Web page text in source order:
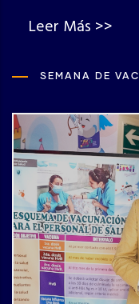
Leer Más >>
SEMANA DE